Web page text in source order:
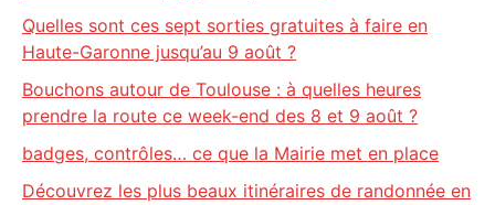
Quelles sont ces sept sorties gratuites à faire en
Haute-Garonne jusqu’au 9 août ?
Bouchons autour de Toulouse : à quelles heures
prendre la route ce week-end des 8 et 9 août ?
badges, contrôles… ce que la Mairie met en place
Découvrez les plus beaux itinéraires de randonnée en